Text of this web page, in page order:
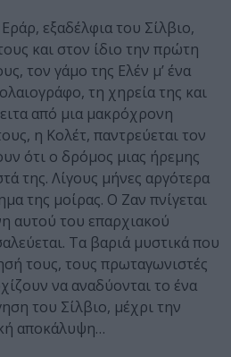
εξαδέλφια του Σίλβιο,
και στον ίδιο την πρώτη
τον γάμο της Ελέν μ’ ένα
τη χηρεία της και
από μια μακρόχρονη
η Κολέτ, παντρεύεται τον
ότι ο δρόμος μιας ήρεμης
της. Λίγους μήνες αργότερα
της μοίρας. Ο Ζαν πνίγεται
αυτού του επαρχιακού
Τα βαριά μυστικά που
τους, τους πρωταγωνιστές
να αναδύονται το ένα
του Σίλβιο, μέχρι την
αποκάλυψη…